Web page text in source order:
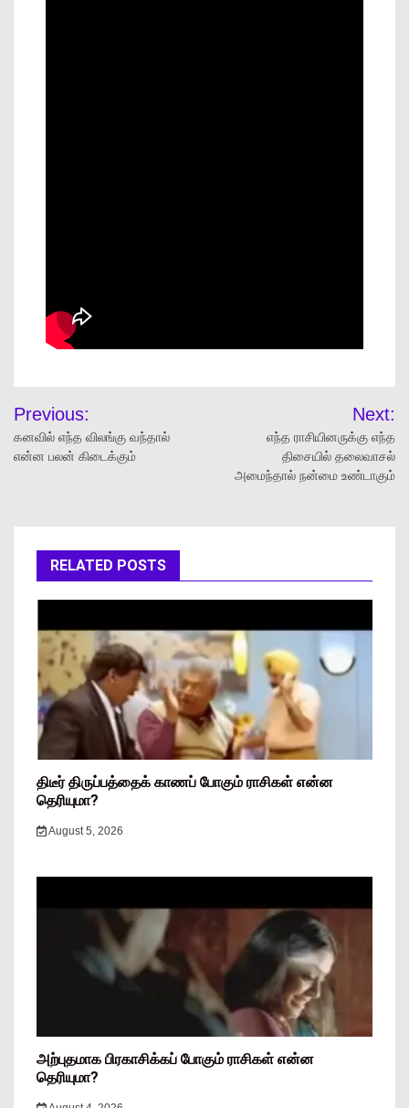
Previous:
கனவில் எந்த விலங்கு வந்தால்
என்ன பலன் கிடைக்கும்
Next:
எந்த ராசியினருக்கு எந்த
திசையில் தலைவாசல்
அமைந்தால் நன்மை உண்டாகும்
RELATED POSTS
திடீர் திருப்பத்தைக் காணப் போகும் ராசிகள் என்ன
தெரியுமா?
August 5, 2026
அற்புதமாக பிரகாசிக்கப் போகும் ராசிகள் என்ன
தெரியுமா?